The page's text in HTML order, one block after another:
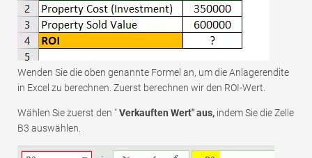
Wenden Sie die oben genannte Formel an, um die Anlagerendite
in Excel zu berechnen. Zuerst berechnen wir den ROI-Wert.
Wählen Sie zuerst den "Verkauften Wert" aus, indem Sie die Zelle
B3 auswählen.